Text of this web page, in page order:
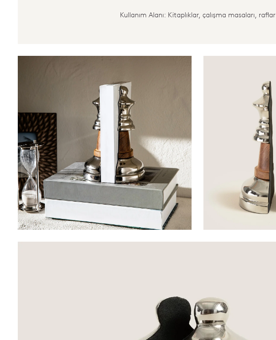
Kullanım Alanı: Kitaplıklar, çalışma masaları, raflar